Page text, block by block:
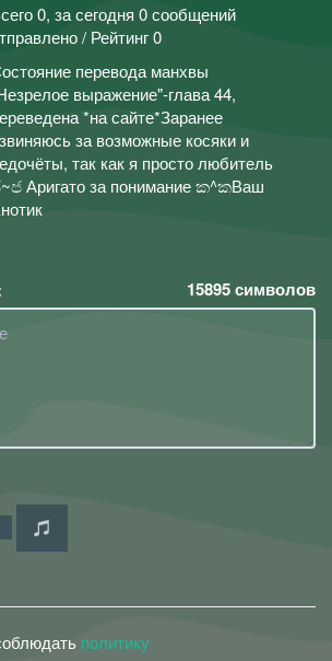
0, за сегодня 0 сообщений
/ Рейтинг 0
перевода манхвы
выражение"-глава 44,
*на сайте*Заранее
за возможные косяки и
так как я просто любитель
Аригато за понимание ක^කВаш
15895символов
политику